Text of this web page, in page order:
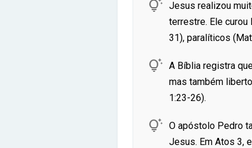
 Jesus realizou
terrestre. Ele
31), paralíticos
 A Bíblia registra
mas também
1:23-26).
 O apóstolo Pedro
Jesus. Em Atos 3,